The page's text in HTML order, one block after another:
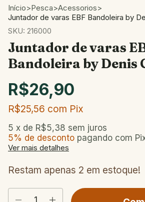
Início>Pesca>Acessorios>
Juntador de varas EBF Bandoleira by
SKU: 216000
Juntador de varas
Bandoleira by Denis
R$26,90
R$25,56 com Pix
5 x de R$5,38 sem juros
5% de desconto pagando com
Ver mais detalhes
Restam apenas 2 em estoque!